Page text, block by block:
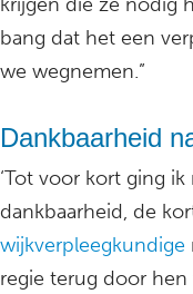
bang dat het een
we wegnemen.”
Dankbaarheid
‘Tot voor kort ging ik
dankbaarheid, de
wijkverpleegkundige
regie terug door